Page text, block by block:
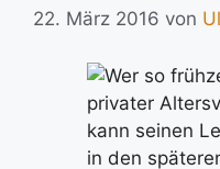
22. März 2016 von